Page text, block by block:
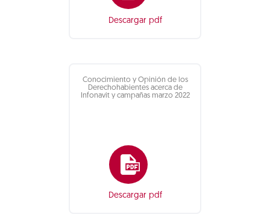
Descargar pdf
Conocimiento y Opinión de los
Derechohabientes acerca de
Infonavit y campañas marzo 2022
Descargar pdf